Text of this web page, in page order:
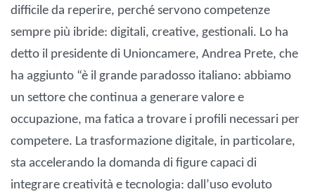
difficile da reperire, perché servono competenze
sempre più ibride: digitali, creative, gestionali. Lo ha
detto il presidente di Unioncamere, Andrea Prete, che
ha aggiunto “è il grande paradosso italiano: abbiamo
un settore che continua a generare valore e
occupazione, ma fatica a trovare i profili necessari per
competere. La trasformazione digitale, in particolare,
sta accelerando la domanda di figure capaci di
integrare creatività e tecnologia: dall’uso evoluto